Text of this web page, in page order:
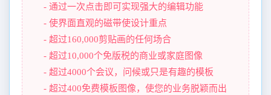
- 通过一次点击即可实现强大的编辑功能
- 使界面直观的磁带使设计重点
- 超过160,000剪贴画的任何场合
- 超过10,000个免版税的商业或家庭图像
- 超过4000个会议，问候或只是有趣的模板
- 超过400免费模板图像，使您的业务脱颖而出